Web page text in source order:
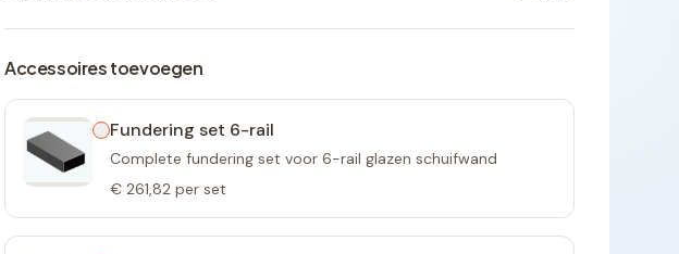
Accessoires toevoegen
Fundering set 6-rail
Complete fundering set voor 6-rail glazen schuifwand
€ 261,82 per set